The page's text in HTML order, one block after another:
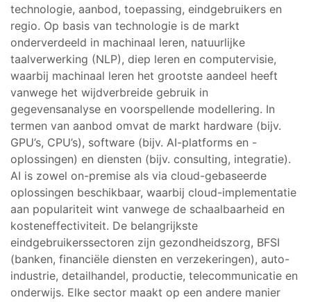
technologie, aanbod, toepassing, eindgebruikers en
regio. Op basis van technologie is de markt
onderverdeeld in machinaal leren, natuurlijke
taalverwerking (NLP), diep leren en computervisie,
waarbij machinaal leren het grootste aandeel heeft
vanwege het wijdverbreide gebruik in
gegevensanalyse en voorspellende modellering. In
termen van aanbod omvat de markt hardware (bijv.
GPU’s, CPU’s), software (bijv. AI-platforms en -
oplossingen) en diensten (bijv. consulting, integratie).
AI is zowel on-premise als via cloud-gebaseerde
oplossingen beschikbaar, waarbij cloud-implementatie
aan populariteit wint vanwege de schaalbaarheid en
kosteneffectiviteit. De belangrijkste
eindgebruikerssectoren zijn gezondheidszorg, BFSI
(banken, financiële diensten en verzekeringen), auto-
industrie, detailhandel, productie, telecommunicatie en
onderwijs. Elke sector maakt op een andere manier